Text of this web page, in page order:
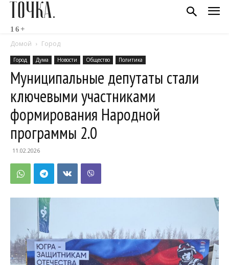
ТОЧКА.
16+
Домой Город
Город Дума Новости Общество Политика
Муниципальные депутаты стали
ключевыми участниками
формирования Народной
программы 2.0
11.02.2026